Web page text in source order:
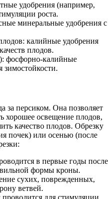
удобрения (например,
роста.
минеральные удобрения с
калийные удобрения
плодов.
фосфорно-калийные
за персиком. Она позволяет
хорошее освещение плодов,
качество плодов. Обрезку
почек) или осенью (после
в первые годы после
формы кроны.
сухих, поврежденных,
ветвей.
для стимуляции